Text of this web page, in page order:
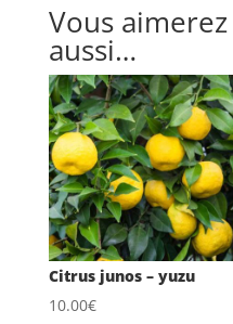
Vous
aussi…
Citrus junos – yuzu
10.00€